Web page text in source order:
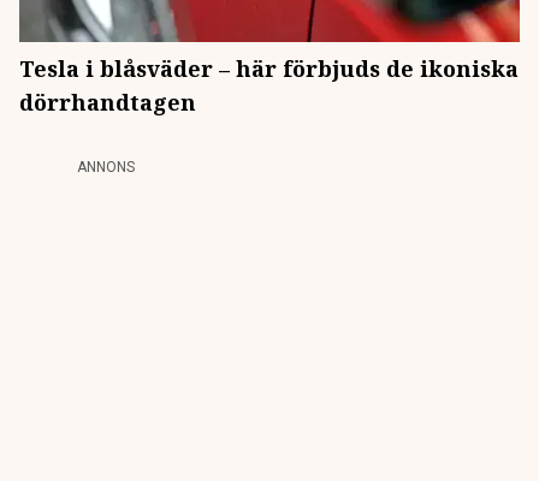
Tesla i blåsväder – här förbjuds de ikoniska
dörrhandtagen
ANNONS